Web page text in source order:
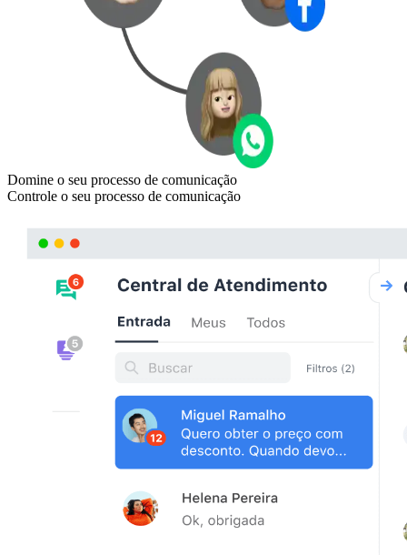
Domine o seu processo de comunicação
Controle o seu processo de comunicação